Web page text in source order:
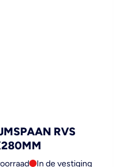
RVS
In de vestiging